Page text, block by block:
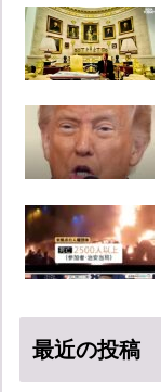
最近の投稿